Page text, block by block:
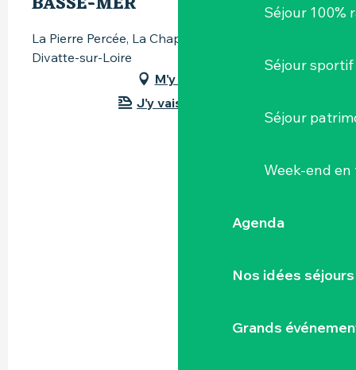
Séjour 100%
Séjour sportif
Séjour
Week-end
Agenda
Nos idées séjours
Grands
La Pierre Percée, La Chapelle-Basse-Mer, 44450
Divatte-sur-Loire
M'y rendre
J'y vais en train !